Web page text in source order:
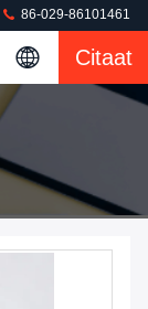
86-029-86101461
Citaat